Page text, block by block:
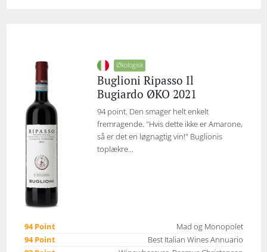
Økologisk
Buglioni Ripasso Il
Bugiardo ØKO 2021
94 point. Den smager helt enkelt
fremragende. "Hvis dette ikke er Amarone,
så er det en løgnagtig vin!" Buglionis
toplækre...
94 Point
Mad og Monopolet
94 Point
Best Italian Wines Annuario